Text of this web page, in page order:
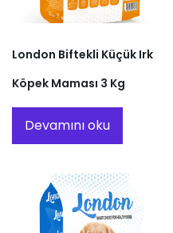
London Biftekli Küçük Irk
Köpek Maması 3 Kg
Devamını oku